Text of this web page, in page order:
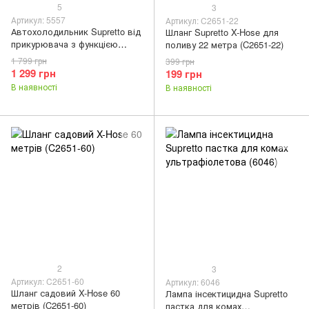
5
Артикул: 5557
Автохолодильник Supretto від
прикурювача з функцією
нагріву (5557)
1 299 грн
1 799 грн
В наявності
3
Артикул: C2651-22
Шланг Supretto X-Hose для
поливу 22 метра (C2651-22)
199 грн
399 грн
В наявності
2
Артикул: C2651-60
Шланг садовий X-Hose 60
метрів (C2651-60)
3
Артикул: 6046
Лампа інсектицидна Supretto
пастка для комах